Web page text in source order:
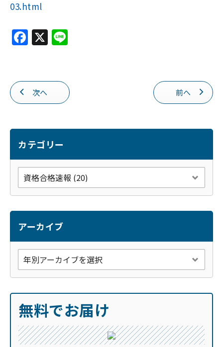
03.html
F
e
b
o
k
X
次へ 前へ
カテゴリー
アーカイブ
無料でお届け